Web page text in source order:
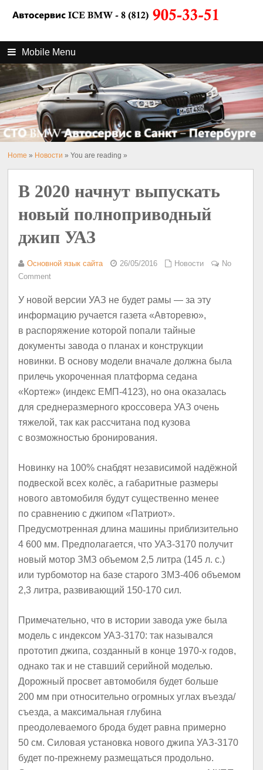
Mobile Menu
Home » Новости » You are reading »
В 2020 начнут выпускать
новый полноприводный
джип УАЗ
Основной язык сайта 26/05/2016 Новости
No
Comment
У новой версии УАЗ не будет рамы — за эту
информацию ручается газета «Авторевю»,
в распоряжение которой попали тайные
документы завода о планах и конструкции
новинки. В основу модели вначале должна была
прилечь укороченная платформа седана
«Кортеж» (индекс ЕМП-4123), но она оказалась
для среднеразмерного кроссовера УАЗ очень
тяжелой, так как рассчитана под кузова
с возможностью бронирования.
Новинку на 100% снабдят независимой надёжной
подвеской всех колёс, а габаритные размеры
нового автомобиля будут существенно менее
по сравнению с джипом «Патриот».
Предусмотренная длина машины приблизительно
4 600 мм. Предполагается, что УАЗ-3170 получит
новый мотор ЗМЗ объемом 2,5 литра (145 л. с.)
или турбомотор на базе старого ЗМЗ-406 объемом
2,3 литра, развивающий 150-170 сил.
Примечательно, что в истории завода уже была
модель с индексом УАЗ-3170: так назывался
прототип джипа, созданный в конце 1970-х годов,
однако так и не ставший серийной моделью.
Дорожный просвет автомобиля будет больше
200 мм при относительно огромных углах въезда/
съезда, а максимальная глубина
преодолеваемого брода будет равна примерно
50 см. Силовая установка нового джипа УАЗ-3170
будет по-прежнему размещаться продольно.